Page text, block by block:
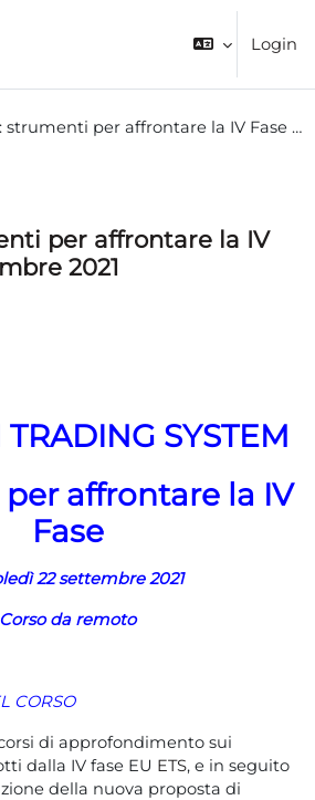
Login
EU ETS: strumenti per affrontare la IV Fase - 22 settembre 2021
per affrontare la IV
2021
SYSTEM
affrontare la IV
Fase
22 settembre 2021
Corso da remoto
CORSO
di approfondimento sui
dalla IV fase EU ETS, e in seguito
della nuova proposta di